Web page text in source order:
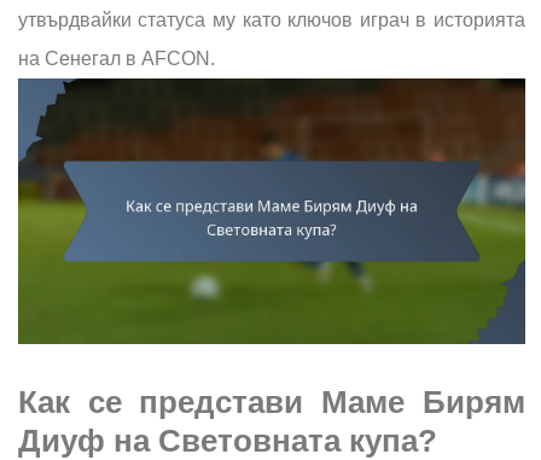
утвърдвайки статуса му като ключов играч в историята
на Сенегал в AFCON.
Как се представи Маме Бирям
Диуф на Световната купа?